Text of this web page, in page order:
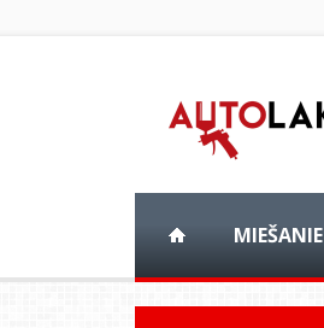
MIEŠANIE